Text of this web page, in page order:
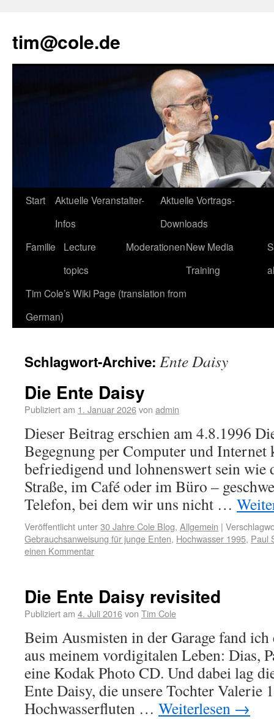
tim@cole.de
Start
Aktuelle Veranstalter-
Infos
Aktuelle Vortrags-
Downloads
Familie
Lecture
topics
ModerationenNew Media
Training
Tim Cole’s Wiki Page (translation from
German)
Schlagwort-Archive: Ente Daisy
Die Ente Daisy
Publiziert am 1. Januar 2026von admin
Dieser Beitrag erschien am 4.8.1996
Begegnung per Computer und Internet
befriedigend und lohnenswert sein wie
Straße, im Café oder im Büro –
Telefon, bei dem wir uns nicht …
Veröffentlicht unter30 Jahre Cole Blog, Allgemein |
Gebrauchsanweisung für junge Enten, Hochwasser 1995, Paul
einen Kommentar
Die Ente Daisy revisited
Publiziert am 4. Juli 2016von Tim Cole
Beim Ausmisten in der Garage fand
aus meinem vordigitalen Leben: Dias,
eine Kodak Photo CD. Und dabei lag
Ente Daisy, die unsere Tochter Valerie
Hochwasserfluten … Weiterlesen →